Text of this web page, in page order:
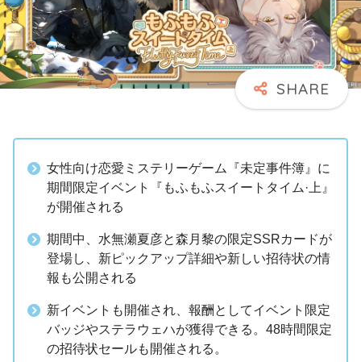
女性向け恋愛ミステリーゲーム『未定事件簿』に
期間限定イベント『もふもふスイートタイム·上』
が開催される
期間中、水無瀬夏彦と森月黎の限定SSRカードが
登場し、新ピックアップ詳細や新しい招待状の情
報も公開される
新イベントも開催され、報酬としてイベント限定
バッジやステラウェハが獲得できる。48時間限定
の招待状セールも開催される。